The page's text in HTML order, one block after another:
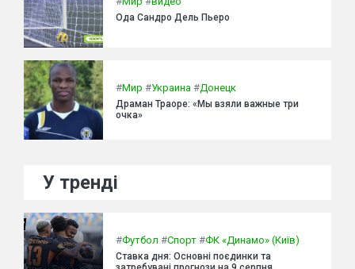
Ода Сандро Дель Пьеро
#Мир #Украина #Донецк
Драман Траоре: «Мы взяли важные три
очка»
У тренді
#Футбол #Спорт #ФК «Динамо» (Київ)
Ставка дня: Основні поєдинки та